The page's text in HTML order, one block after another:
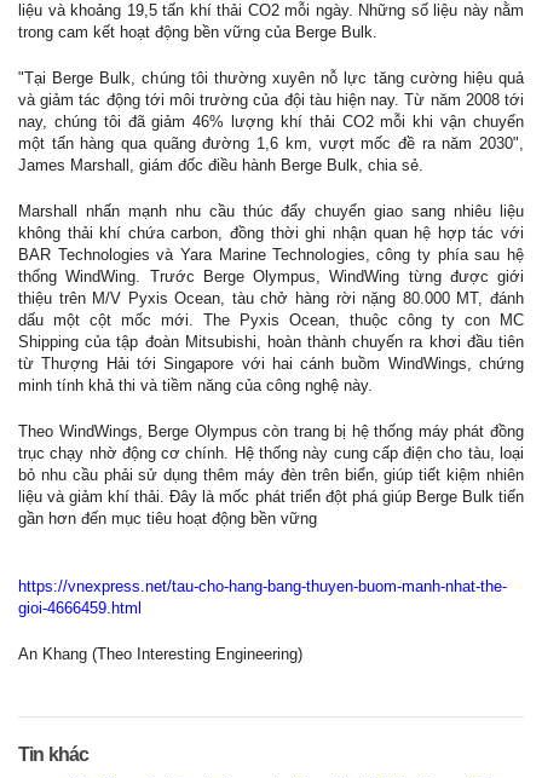
liệu và khoảng 19,5 tấn khí thải CO2 mỗi ngày. Những số liệu này nằm
trong cam kết hoạt động bền vững của Berge Bulk.
"Tại Berge Bulk, chúng tôi thường xuyên nỗ lực tăng cường hiệu quả
và giảm tác động tới môi trường của đội tàu hiện nay. Từ năm 2008 tới
nay, chúng tôi đã giảm 46% lượng khí thải CO2 mỗi khi vận chuyển
một tấn hàng qua quãng đường 1,6 km, vượt mốc đề ra năm 2030",
James Marshall, giám đốc điều hành Berge Bulk, chia sẻ.
Marshall nhấn mạnh nhu cầu thúc đẩy chuyển giao sang nhiêu liệu
không thải khí chứa carbon, đồng thời ghi nhận quan hệ hợp tác với
BAR Technologies và Yara Marine Technologies, công ty phía sau hệ
thống WindWing. Trước Berge Olympus, WindWing từng được giới
thiệu trên M/V Pyxis Ocean, tàu chở hàng rời nặng 80.000 MT, đánh
dấu một cột mốc mới. The Pyxis Ocean, thuộc công ty con MC
Shipping của tập đoàn Mitsubishi, hoàn thành chuyến ra khơi đầu tiên
từ Thượng Hải tới Singapore với hai cánh buồm WindWings, chứng
minh tính khả thi và tiềm năng của công nghệ này.
Theo WindWings, Berge Olympus còn trang bị hệ thống máy phát đồng
trục chạy nhờ động cơ chính. Hệ thống này cung cấp điện cho tàu, loại
bỏ nhu cầu phải sử dụng thêm máy đèn trên biển, giúp tiết kiệm nhiên
liệu và giảm khí thải. Đây là mốc phát triển đột phá giúp Berge Bulk tiến
gần hơn đến mục tiêu hoạt động bền vững
https://vnexpress.net/tau-cho-hang-bang-thuyen-buom-manh-nhat-the-
gioi-4666459.html
An Khang (Theo Interesting Engineering)
Tin khác